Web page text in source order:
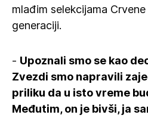
mlađim selekcijama
generaciji.
- Upoznali smo se kao
Zvezdi smo napravili
priliku da u isto vreme
Međutim, on je bivši, ja